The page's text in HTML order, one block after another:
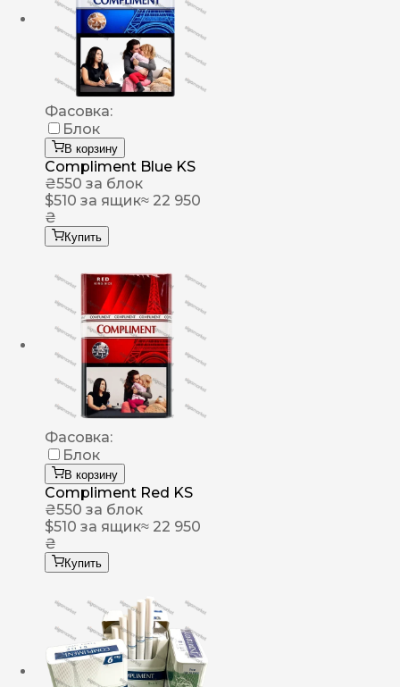
Фасовка:
Блок
В корзину
Compliment Blue KS
₴550 за блок
$510 за ящик≈ 22 950
₴
Купить
Фасовка:
Блок
В корзину
Compliment Red KS
₴550 за блок
$510 за ящик≈ 22 950
₴
Купить